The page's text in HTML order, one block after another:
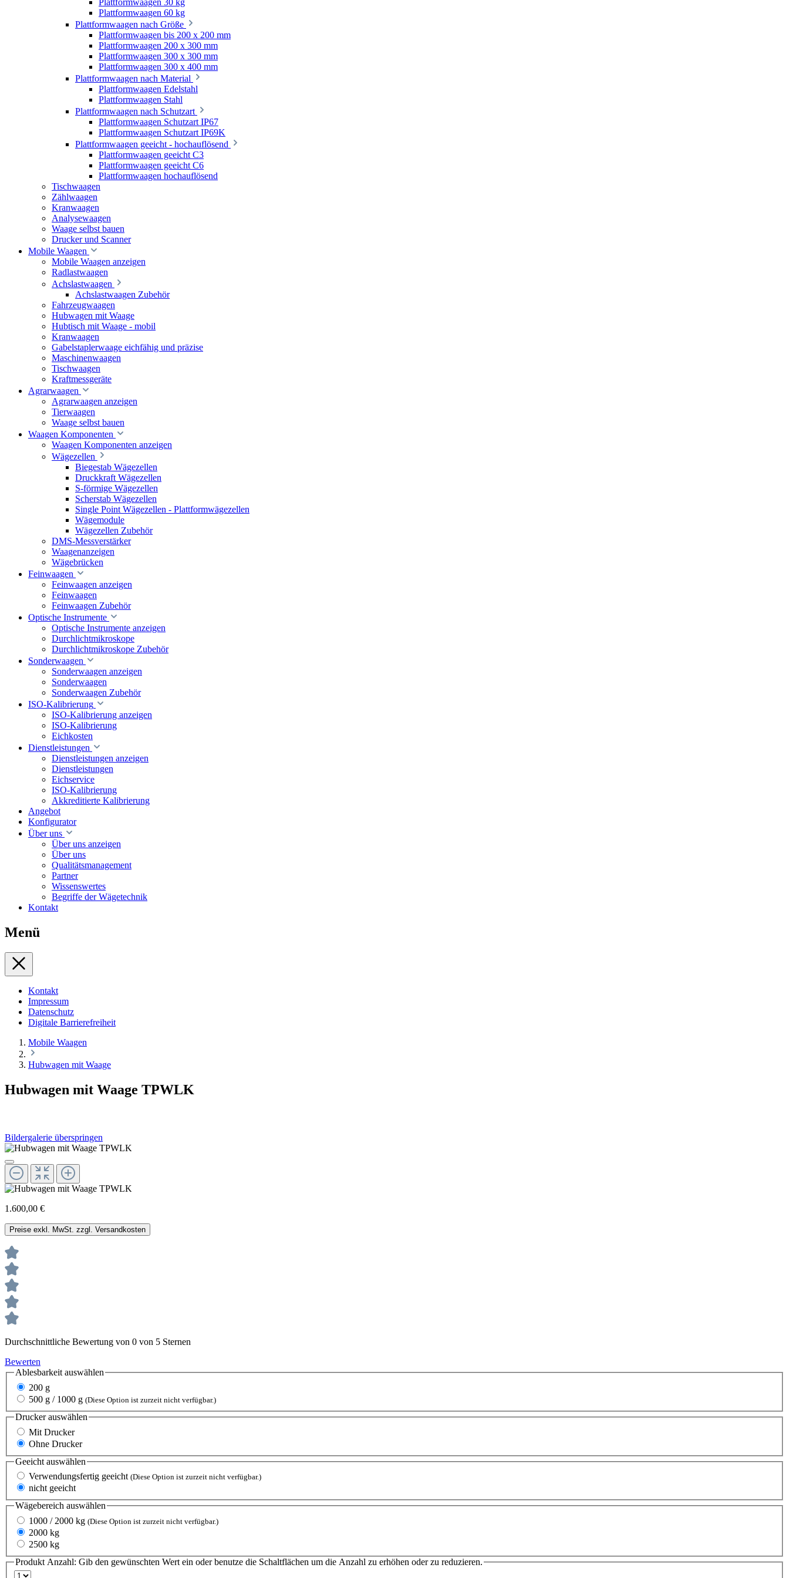
Plattformwaagen 60 kg
Plattformwaagen nach Größe
Plattformwaagen bis 200 x 200 mm
Plattformwaagen 200 x 300 mm
Plattformwaagen 300 x 300 mm
Plattformwaagen 300 x 400 mm
Plattformwaagen nach Material
Plattformwaagen Edelstahl
Plattformwaagen Stahl
Plattformwaagen nach Schutzart
Plattformwaagen Schutzart IP67
Plattformwaagen Schutzart IP69K
Plattformwaagen geeicht - hochauflösend
Plattformwaagen geeicht C3
Plattformwaagen geeicht C6
Plattformwaagen hochauflösend
Tischwaagen
Zählwaagen
Kranwaagen
Analysewaagen
Waage selbst bauen
Drucker und Scanner
Mobile Waagen
Mobile Waagen anzeigen
Radlastwaagen
Achslastwaagen
Achslastwaagen Zubehör
Fahrzeugwaagen
Hubwagen mit Waage
Hubtisch mit Waage - mobil
Kranwaagen
Gabelstaplerwaage eichfähig und präzise
Maschinenwaagen
Tischwaagen
Kraftmessgeräte
Agrarwaagen
Agrarwaagen anzeigen
Tierwaagen
Waage selbst bauen
Waagen Komponenten
Waagen Komponenten anzeigen
Wägezellen
Biegestab Wägezellen
Druckkraft Wägezellen
S-förmige Wägezellen
Scherstab Wägezellen
Single Point Wägezellen - Plattformwägezellen
Wägemodule
Wägezellen Zubehör
DMS-Messverstärker
Waagenanzeigen
Wägebrücken
Feinwaagen
Feinwaagen anzeigen
Feinwaagen
Feinwaagen Zubehör
Optische Instrumente
Optische Instrumente anzeigen
Durchlichtmikroskope
Durchlichtmikroskope Zubehör
Sonderwaagen
Sonderwaagen anzeigen
Sonderwaagen
Sonderwaagen Zubehör
ISO-Kalibrierung
ISO-Kalibrierung anzeigen
ISO-Kalibrierung
Eichkosten
Dienstleistungen
Dienstleistungen anzeigen
Dienstleistungen
Eichservice
ISO-Kalibrierung
Akkreditierte Kalibrierung
Angebot
Konfigurator
Über uns
Über uns anzeigen
Über uns
Qualitätsmanagement
Partner
Wissenswertes
Begriffe der Wägetechnik
Kontakt
Menü
Kontakt
Impressum
Datenschutz
Digitale Barrierefreiheit
Mobile Waagen
Hubwagen mit Waage
Hubwagen mit Waage TPWLK
Bildergalerie überspringen
1.600,00 €
Preise exkl. MwSt. zzgl. Versandkosten
Durchschnittliche Bewertung von 0 von 5 Sternen
Bewerten
Ablesbarkeitauswählen
200 g
500 g / 1000 g (Diese Option ist zurzeit nicht verfügbar.)
Druckerauswählen
Mit Drucker
Ohne Drucker
Geeicht auswählen
Verwendungsfertig geeicht (Diese Option ist zurzeit nicht verfügbar.)
nicht geeicht
Wägebereich auswählen
1000 / 2000 kg (Diese Option ist zurzeit nicht verfügbar.)
2000 kg
2500 kg
Produkt Anzahl: Gib den gewünschten Wert ein oder benutze die Schaltflächen um die Anzahl zu erhöhen oder zu reduzieren.